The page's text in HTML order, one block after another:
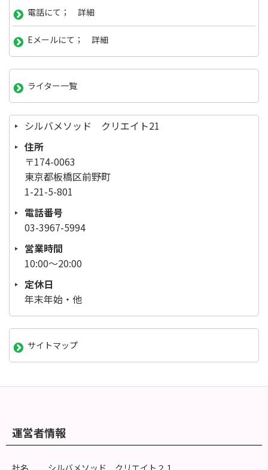
電話にて； 詳細
Eメールにて； 詳細
ライター一覧
シルバメソッド クリエイト21
住所
〒174-0063
東京都板橋区前野町
1-21-5-801
電話番号
03-3967-5994
営業時間
10:00～20:00
定休日
年末年始・他
サイトマップ
運営者情報
社名 シルバメソッド クリエイト２１